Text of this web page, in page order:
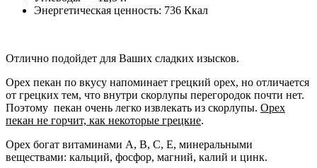
Энергетическая ценность: 736 Ккал
Отлично подойдет для Ваших сладких изысков.
Орех пекан по вкусу напоминает грецкий орех, но отличается
от грецких тем, что внутри скорлупы перегородок почти нет.
Поэтому пекан очень легко извлекать из скорлупы. Орех
пекан не горчит, как некоторые грецкие.
Орех богат витаминами А, В, С, Е, минеральными
веществами: кальций, фосфор, магний, калий и цинк.